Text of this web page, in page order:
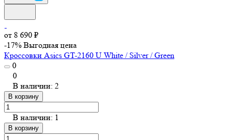
от 8 690 ₽
-17% Выгодная цена
Кроссовки Asics GT-2160 U White / Silver / Green
0
0
В наличии: 2
В корзину
В наличии: 1
В корзину